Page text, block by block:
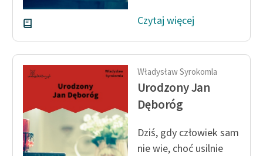
Starego Testamentu
Odkurzamy bohaterów
Szkoła Poezji Wolnych
Lektur
Kontakt
O projekcie
Czytaj więcej
Władysław Syrokomla
Urodzony Jan
Dęboróg
Dziś, gdy człowiek sam
nie wie, choć usilnie